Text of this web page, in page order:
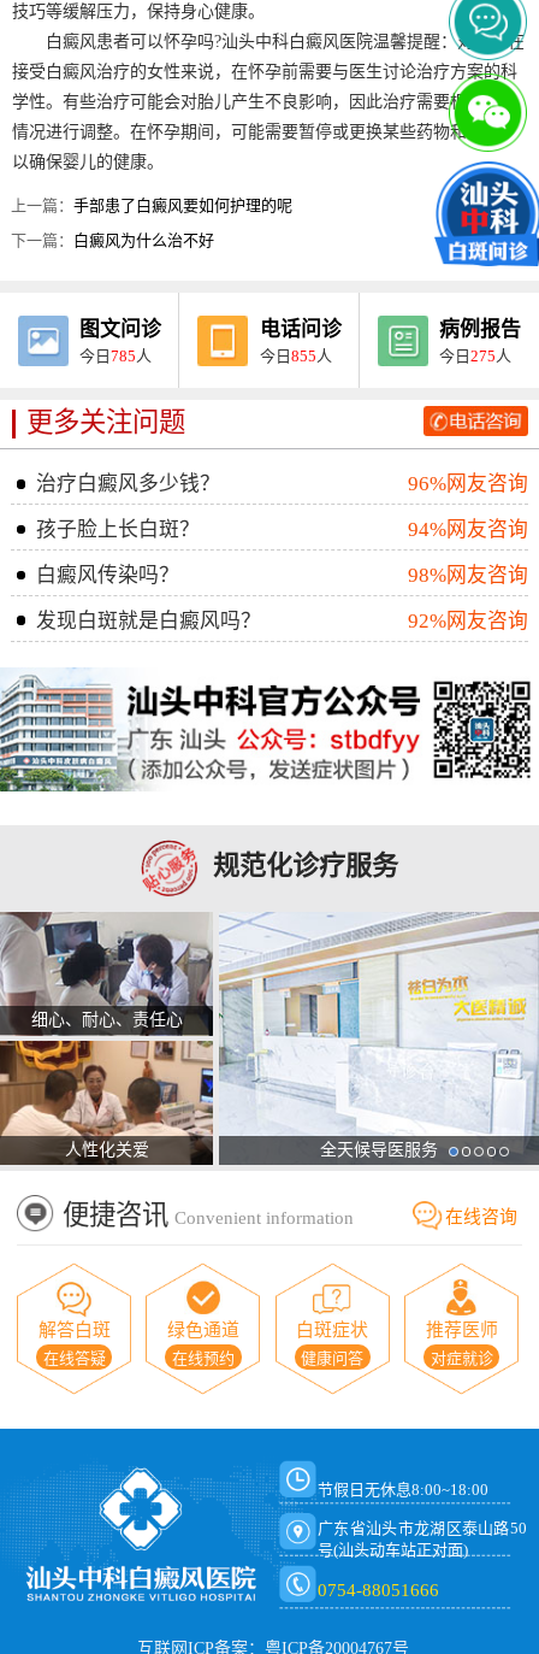
技巧等缓解压力，保持身心健康。
白癜风患者可以怀孕吗?汕头中科白癜风医院温馨提醒：对于正在
接受白癜风治疗的女性来说，在怀孕前需要与医生讨论治疗方案的科
学性。有些治疗可能会对胎儿产生不良影响，因此治疗需要根据个人
情况进行调整。在怀孕期间，可能需要暂停或更换某些药物和治疗，
以确保婴儿的健康。
上一篇：手部患了白癜风要如何护理的呢
下一篇： 白癜风为什么治不好
图文问诊
今日785 人
电话问诊
今日855 人
病例报告
今日275 人
更多关注问题
治疗白癜风多少钱？
96%网友咨询
孩子脸上长白斑？
94%网友咨询
白癜风传染吗？
98%网友咨询
发现白斑就是白癜风吗？
92%网友咨询
规范化诊疗服务
细心、耐心、责任心
人性化关爱 全天候导医服务
便捷咨讯 Convenient information 在线咨询
解答白斑
在线答疑
绿色通道
在线预约
白斑症状
健康问答
推荐医师
对症就诊
节假日无休息8:00~18:00
广东省汕头市龙湖区泰山路50
号(汕头动车站正对面)
0754-88051666
互联网ICP备案：粤ICP备20004767号